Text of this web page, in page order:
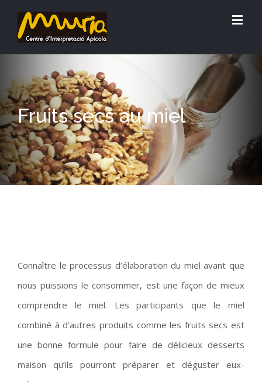
Fruits secs au miel
Connaître le processus d’élaboration du miel avant que
nous puissions le consommer, est une façon de mieux
comprendre le miel. Les participants que le miel
combiné à d’autres produits comme les fruits secs est
une bonne formule pour faire de délicieux desserts
maison qu’ils pourront préparer et déguster eux-